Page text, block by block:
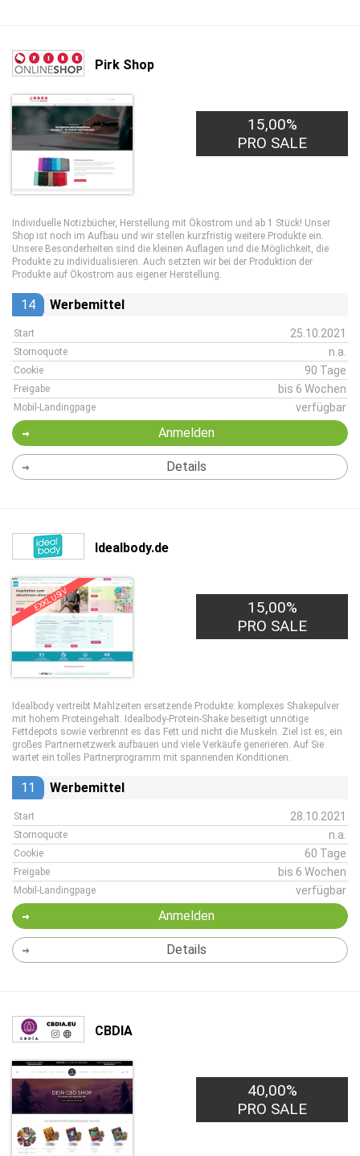
Pirk Shop
15,00%
PRO SALE
Individuelle Notizbücher, Herstellung mit Ökostrom und ab 1 Stück! Unser
Shop ist noch im Aufbau und wir stellen kurzfristig weitere Produkte ein.
Unsere Besonderheiten sind die kleinen Auflagen und die Möglichkeit, die
Produkte zu individualisieren. Auch setzten wir bei der Produktion der
Produkte auf Ökostrom aus eigener Herstellung.
14 Werbemittel
Start 25.10.2021
Stornoquote n.a.
Cookie 90 Tage
Freigabe bis 6 Wochen
Mobil-Landingpage verfügbar
Anmelden
Details
Idealbody.de
EXKLUSIV
15,00%
PRO SALE
Idealbody vertreibt Mahlzeiten ersetzende Produkte: komplexes Shakepulver
mit hohem Proteingehalt. Idealbody-Protein-Shake beseitigt unnötige
Fettdepots sowie verbrennt es das Fett und nicht die Muskeln. Ziel ist es, ein
großes Partnernetzwerk aufbauen und viele Verkäufe generieren. Auf Sie
wartet ein tolles Partnerprogramm mit spannenden Konditionen.
11 Werbemittel
Start 28.10.2021
Stornoquote n.a.
Cookie 60 Tage
Freigabe bis 6 Wochen
Mobil-Landingpage verfügbar
Anmelden
Details
CBDIA
40,00%
PRO SALE